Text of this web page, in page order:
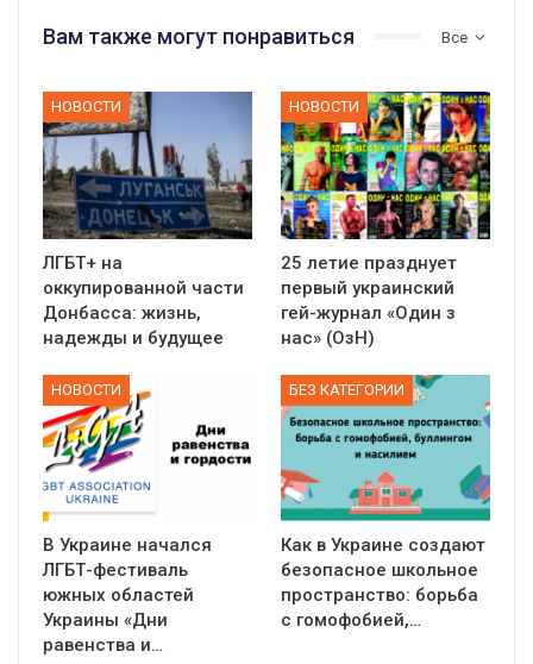
Все
Вам также могут понравиться
НОВОСТИ
ЛГБТ+ на
оккупированной части
Донбасса: жизнь,
надежды и будущее
НОВОСТИ
25 летие празднует
первый украинский
гей-журнал «Один з
нас» (ОзН)
НОВОСТИ
В Украине начался
ЛГБТ-фестиваль
южных областей
Украины «Дни
равенства и…
БЕЗ КАТЕГОРИИ
Как в Украине создают
безопасное школьное
пространство: борьба
с гомофобией,…